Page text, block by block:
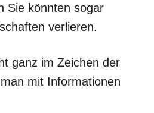
Sie könnten sogar
verlieren.
ganz im Zeichen der
mit Informationen